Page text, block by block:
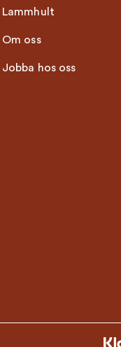
Lammhult
Om oss
Jobba hos oss